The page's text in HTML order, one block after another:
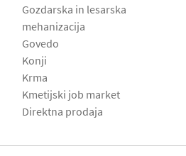
Gozdarska in lesarska
mehanizacija
Govedo
Konji
Krma
Kmetijski job market
Direktna prodaja